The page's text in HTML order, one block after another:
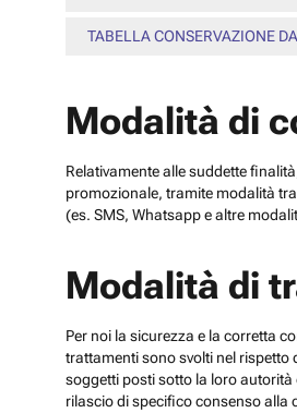
TABELLA CONSERVAZIONE
Modalità di
Relativamente alle suddette
promozionale, tramite modalità
(es. SMS, Whatsapp e altre
Modalità di
Per noi la sicurezza e la corretta
trattamenti sono svolti nel rispetto
soggetti posti sotto la loro
rilascio di specifico consenso alla